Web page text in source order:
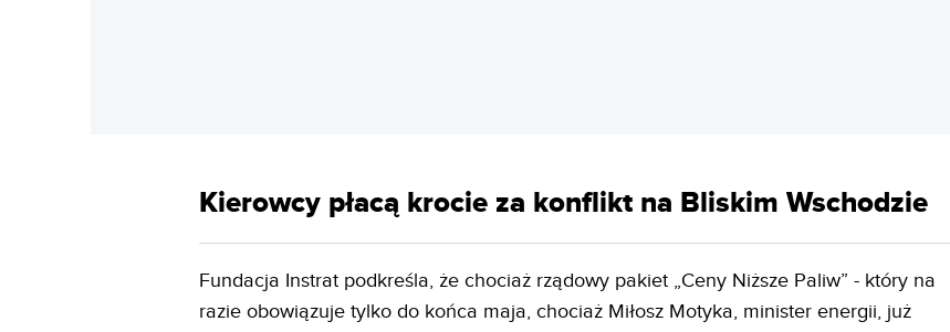
Kierowcy płacą krocie za konflikt na Bliskim Wschodzie
Fundacja Instrat podkreśla, że chociaż rządowy pakiet „Ceny Niższe Paliw” - który na
razie obowiązuje tylko do końca maja, chociaż Miłosz Motyka, minister energii, już